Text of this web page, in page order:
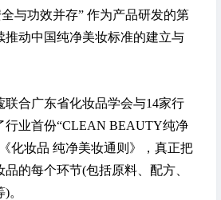
与功效并存” 作为产品研发的第
推动中国纯净美妆标准的建立与
合广东省化妆品学会与14家行
行业首份“CLEAN BEAUTY纯净
化妆品 纯净美妆通则》，真正把
的每个环节(包括原料、配方、
。